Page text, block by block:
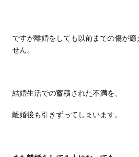
ですが離婚をしても以前までの傷が癒
せん。
結婚生活での蓄積された不満を、
離婚後も引きずってしまいます。